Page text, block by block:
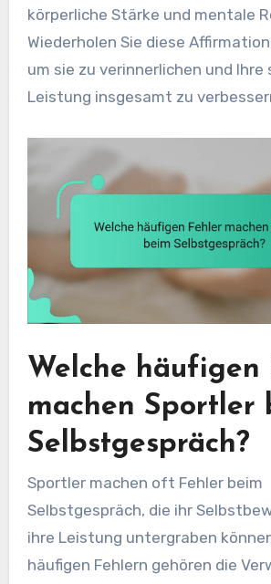
körperliche Stärke und mentale
Wiederholen Sie diese
um sie zu verinnerlichen und Ihre
Leistung insgesamt zu
Welche häufigen
machen Sportler
Selbstgespräch?
Sportler machen oft Fehler beim
Selbstgespräch, die ihr
ihre Leistung untergraben
häufigen Fehlern gehören die